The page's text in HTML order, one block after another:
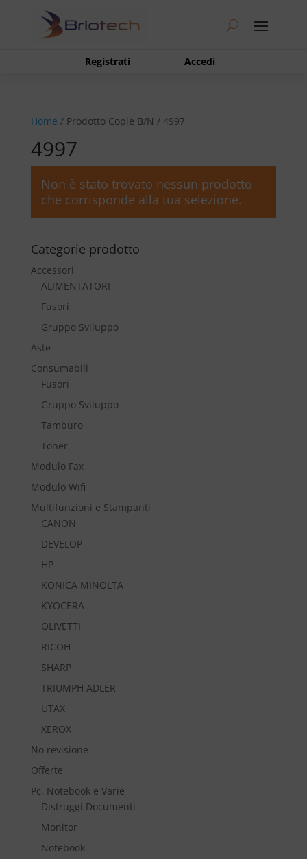
Registrati Accedi
Home / Prodotto Copie B/N / 4997
4997
Non è stato trovato nessun prodotto
che corrisponde alla tua selezione.
Categorie prodotto
Accessori
ALIMENTATORI
Fusori
Gruppo Sviluppo
Aste
Consumabili
Fusori
Gruppo Sviluppo
Tamburo
Toner
Modulo Fax
Modulo Wifi
Multifunzioni e Stampanti
CANON
DEVELOP
HP
KONICA MINOLTA
KYOCERA
OLIVETTI
RICOH
SHARP
TRIUMPH ADLER
UTAX
XEROX
No revisione
Offerte
Pc, Notebook e Varie
Distruggi Documenti
Monitor
Notebook